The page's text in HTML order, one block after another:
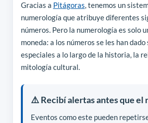
Gracias a Pitágoras, tenemos un
numerología que atribuye diferentes
números. Pero la numerología es solo
moneda: a los números se les han
especiales a lo largo de la historia, la
mitología cultural.
⚠️ Recibí alertas antes que el
Eventos como este pueden